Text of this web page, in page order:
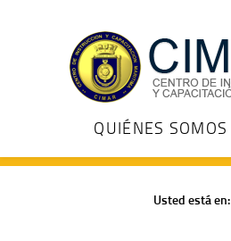
QUIÉNES SOMOS
Usted está en: